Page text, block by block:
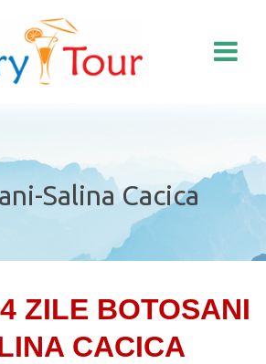
Salina Cacica
ZILE BOTOSANI
CACICA